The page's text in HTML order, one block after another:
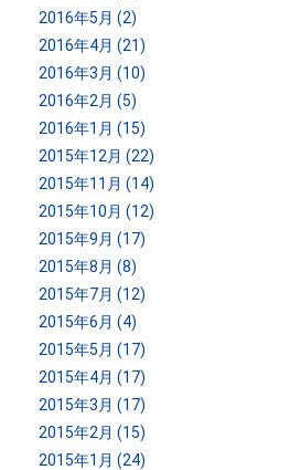
2016年5月 (2)
2016年4月 (21)
2016年3月 (10)
2016年2月 (5)
2016年1月 (15)
2015年12月 (22)
2015年11月 (14)
2015年10月 (12)
2015年9月 (17)
2015年8月 (8)
2015年7月 (12)
2015年6月 (4)
2015年5月 (17)
2015年4月 (17)
2015年3月 (17)
2015年2月 (15)
2015年1月 (24)